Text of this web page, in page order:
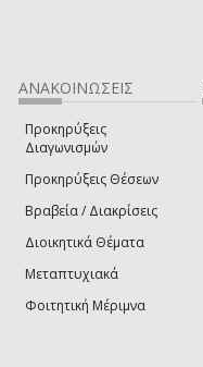
ΑΝΑΚΟΙΝΩΣΕΙΣ
Προκηρύξεις
Διαγωνισμών
Προκηρύξεις Θέσεων
Βραβεία / Διακρίσεις
Διοικητικά Θέματα
Μεταπτυχιακά
Φοιτητική Μέριμνα